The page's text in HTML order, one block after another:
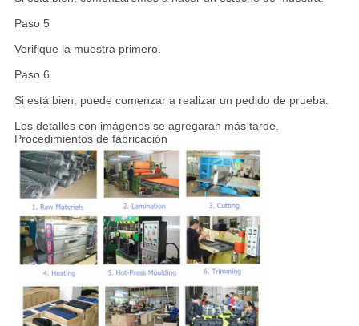
Paso 5
Verifique la muestra primero.
Paso 6
Si está bien, puede comenzar a realizar un pedido de prueba.
Los detalles con imágenes se agregarán más tarde.
Procedimientos de fabricación